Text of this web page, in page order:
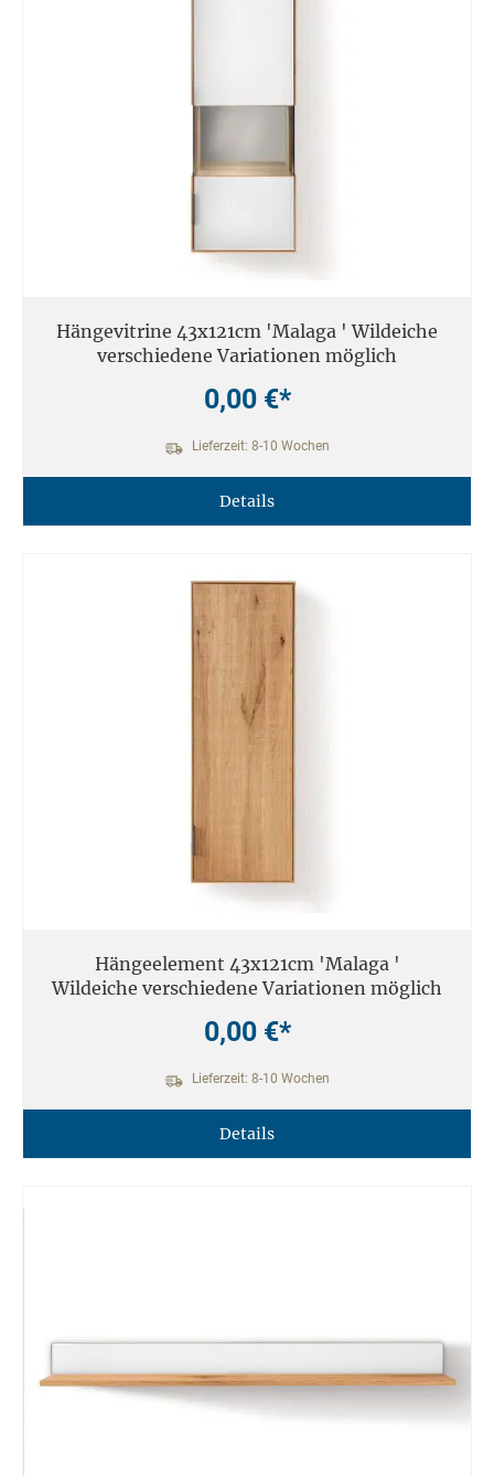
Hängevitrine 43x121cm 'Malaga ' Wildeiche
verschiedene Variationen möglich
0,00 €*
Lieferzeit: 8-10 Wochen
Details
Hängeelement 43x121cm 'Malaga '
Wildeiche verschiedene Variationen möglich
0,00 €*
Lieferzeit: 8-10 Wochen
Details